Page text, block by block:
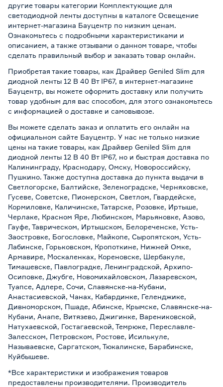
другие товары категории Комплектующие для
светодиодной ленты доступны в каталоге Освещение
интернет-магазина Бауцентр по низким ценам.
Ознакомьтесь с подробными характеристиками и
описанием, а также отзывами о данном товаре, чтобы
сделать правильный выбор и заказать товар онлайн.
Приобретая такие товары, как Драйвер Geniled Slim для
диодной ленты 12 В 40 Вт IP67, в интернет-магазине
Бауцентр, вы можете оформить доставку или получить
товар удобным для вас способом, для этого ознакомьтесь
с информацией о доставке и самовывозе.
Вы можете сделать заказ и оплатить его онлайн на
официальном сайте Бауцентр. У нас не только низкие
цены на такие товары, как Драйвер Geniled Slim для
диодной ленты 12 В 40 Вт IP67, но и быстрая доставка по
Калининграду, Краснодару, Омску, Новороссийску,
Пушкино. Также доступна доставка до пункта выдачи в
Светлогорске, Балтийске, Зеленоградске, Черняховске,
Гусеве, Советске, Пионерском, Светлом, Гвардейске,
Кормиловке, Каличинске, Татарске, Розовке, Иртыше,
Черлаке, Красном Яре, Любинском, Марьяновке, Азово,
Гауфе, Таврическом, Иртышском, Белореченске, Усть-
Заостровке, Богословке, Майкопе, Сыропятском, Усть-
Лабинске, Горьковском, Кропоткине, Нижней Омке,
Армавире, Москаленках, Кореновске, Шербакуле,
Тимашевске, Павлоградке, Ленинградской, Архипо-
Осиповке, Джубге, Новомихайловском, Лазаревском,
Туапсе, Адлере, Сочи, Славянске-на-Кубани,
Анастасиевской, Чанах, Кабардинке, Геленджике,
Дивноморском, Пшаде, Абинске, Крымске, Славянске-на-
Кубани, Анапе, Витязево, Джигинке, Варениковской,
Натухаевской, Гостагаевской, Темрюке, Переславле-
Залесском, Петровском, Ростове, Исилькуле,
Называевске, Саргатском, Тюкалинске, Барабинске,
Куйбышеве.
*Все характеристики и изображения товаров
предоставлены производителями. Производитель